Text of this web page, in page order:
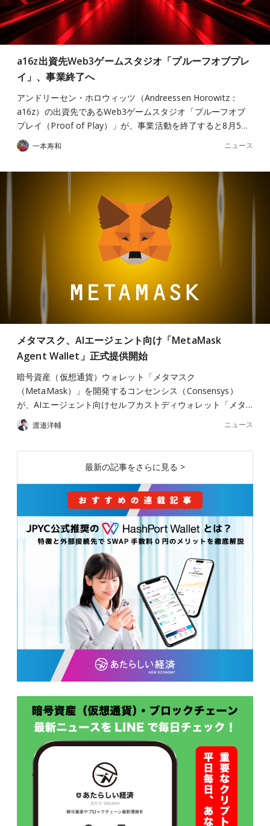
a16z出資先Web3ゲームスタジオ「プルーフオブプレ
イ」、事業終了へ
アンドリーセン・ホロウィッツ（Andreessen Horowitz：
a16z）の出資先であるWeb3ゲームスタジオ「プルーフオブ
プレイ（Proof of Play）」が、事業活動を終了すると8月5…
一本寿和 ニュース
メタマスク、AIエージェント向け「MetaMask
Agent Wallet」正式提供開始
暗号資産（仮想通貨）ウォレット「メタマスク
（MetaMask）」を開発するコンセンシス（Consensys）
が、AIエージェント向けセルフカストディウォレット「メタ…
渡邉洋輔 ニュース
最新の記事をさらに見る >